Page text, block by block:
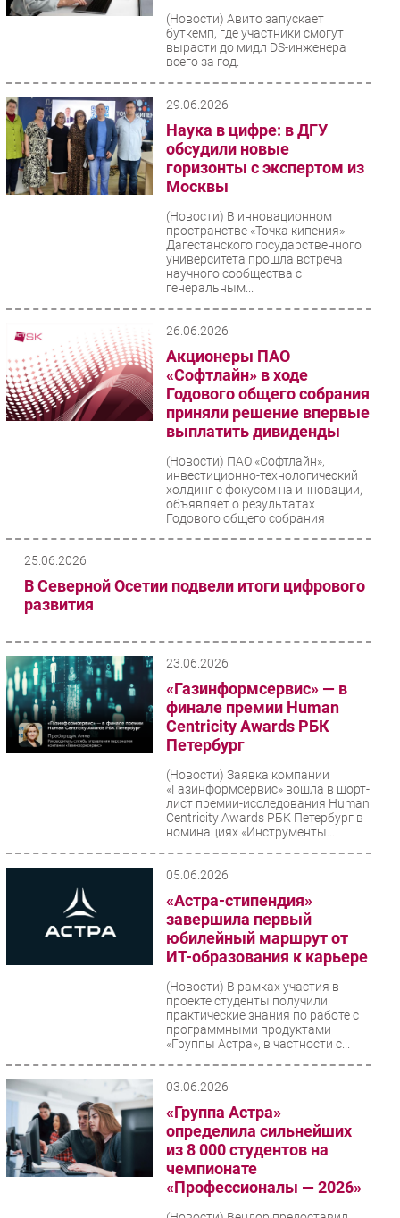
(Новости) Авито запускает
буткемп, где участники смогут
вырасти до мидл DS-инженера
всего за год.
29.06.2026
Наука в цифре: в ДГУ
обсудили новые
горизонты с экспертом из
Москвы
(Новости) В инновационном
пространстве «Точка кипения»
Дагестанского государственного
университета прошла встреча
научного сообщества с
генеральным...
26.06.2026
Акционеры ПАО
«Софтлайн» в ходе
Годового общего собрания
приняли решение впервые
выплатить дивиденды
(Новости) ПАО «Софтлайн»,
инвестиционно-технологический
холдинг с фокусом на инновации,
объявляет о результатах
Годового общего собрания
25.06.2026
В Северной Осетии подвели итоги цифрового
развития
23.06.2026
«Газинформсервис» — в
финале премии Human
Centricity Awards РБК
Петербург
(Новости) Заявка компании
«Газинформсервис» вошла в шорт-
лист премии-исследования Human
Centricity Awards РБК Петербург в
номинациях «Инструменты...
05.06.2026
«Астра-стипендия»
завершила первый
юбилейный маршрут от
ИТ-образования к карьере
(Новости) В рамках участия в
проекте студенты получили
практические знания по работе с
программными продуктами
«Группы Астра», в частности с...
03.06.2026
«Группа Астра»
определила сильнейших
из 8 000 студентов на
чемпионате
«Профессионалы — 2026»